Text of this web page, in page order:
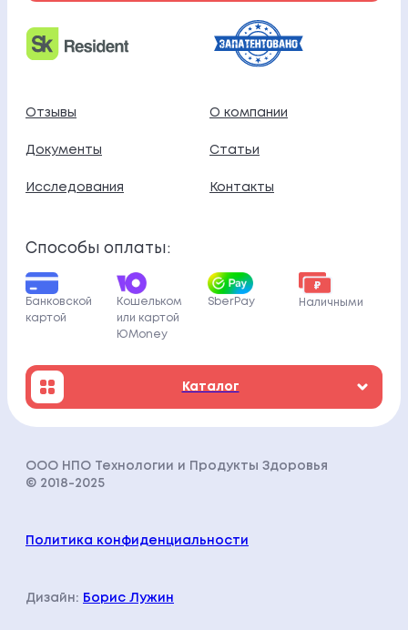
Отзывы О компании
Документы Статьи
Исследования Контакты
Способы оплаты:
Банковской
картой
Кошельком
или картой
ЮMoney
SberPay Наличными
Каталог
ООО НПО Технологии и Продукты Здоровья
© 2018-2025
Политика конфиденциальности
Дизайн: Борис Лужин